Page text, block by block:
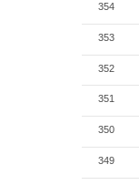
354
353
352
351
350
349